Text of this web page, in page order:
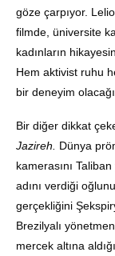
göze çarpıyor.
filmde, üniversite
kadınların
Hem aktivist ruhu
bir deneyim
Bir diğer dikkat
Jazireh. Dünya
kamerasını
adını verdiği
gerçekliğini
Brezilyalı
mercek altına